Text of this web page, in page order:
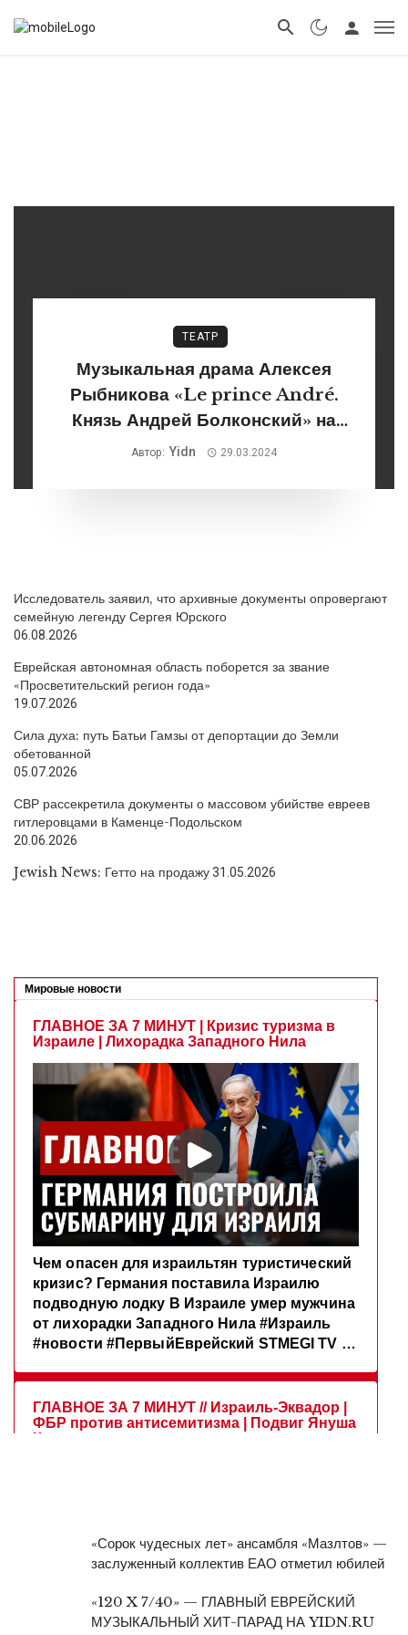
ТЕАТР
Музыкальная драма Алексея
Рыбникова «Le prince André.
Князь Андрей Болконский» на
сцене театра «Градский холл»
Автор: Yidn 29.03.2024
Исследователь заявил, что архивные документы опровергают
семейную легенду Сергея Юрского
06.08.2026
Еврейская автономная область поборется за звание
«Просветительский регион года»
19.07.2026
Сила духа: путь Батьи Гамзы от депортации до Земли
обетованной
05.07.2026
СВР рассекретила документы о массовом убийстве евреев
гитлеровцами в Каменце-Подольском
20.06.2026
Jewish News: Гетто на продажу31.05.2026
«Сорок чудесных лет» ансамбля «Мазлтов» —
заслуженный коллектив ЕАО отметил юбилей
«120 X 7/40» — ГЛАВНЫЙ ЕВРЕЙСКИЙ
МУЗЫКАЛЬНЫЙ ХИТ-ПАРАД НА YIDN.RU